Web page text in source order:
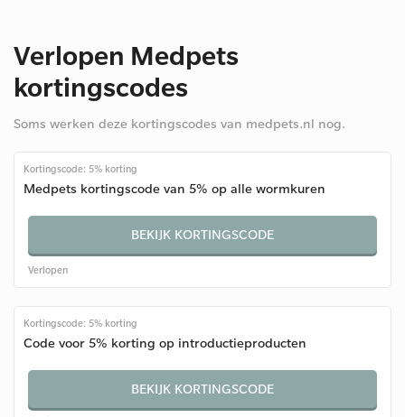
Verlopen Medpets
kortingscodes
Soms werken deze kortingscodes van medpets.nl nog.
Kortingscode: 5% korting
Medpets kortingscode van 5% op alle wormkuren
BEKIJK KORTINGSCODE
Verlopen
Kortingscode: 5% korting
Code voor 5% korting op introductieproducten
BEKIJK KORTINGSCODE